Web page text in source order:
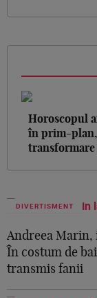
Horoscopul
în prim-
DIVERTISMENT
Andreea Marin,
În costum de
transmis fanii